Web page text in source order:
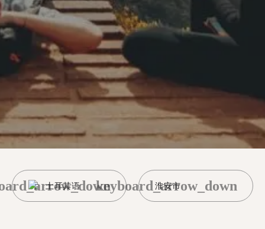
土耳其语 淮安市
keyboard_arrow_down